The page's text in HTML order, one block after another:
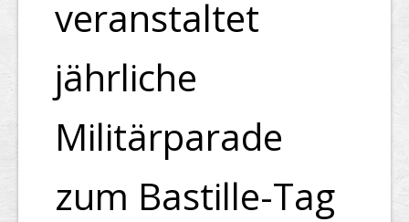
veranstaltet
jährliche
Militärparade
zum Bastille-Tag